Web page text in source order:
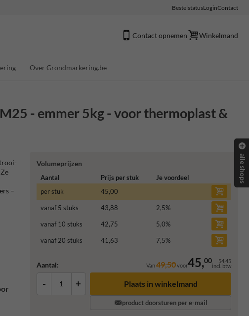
BestelstatusLoginContact
Contact opnemen Winkelmand
Over Grondmarkering.be
- emmer 5kg - voor thermoplast &
Volumeprijzen
Aantal Prijs per stuk
Je voordeel
per stuk
45,00
vanaf 5 stuks 43,88 2,5%
vanaf 10 stuks 42,75 5,0%
vanaf 20 stuks 41,63 7,5%
Aantal: Van49,50voor45,00 54,45
incl. btw
- + Plaats in winkelmand
product doorsturen per e-mail
–
alle shops